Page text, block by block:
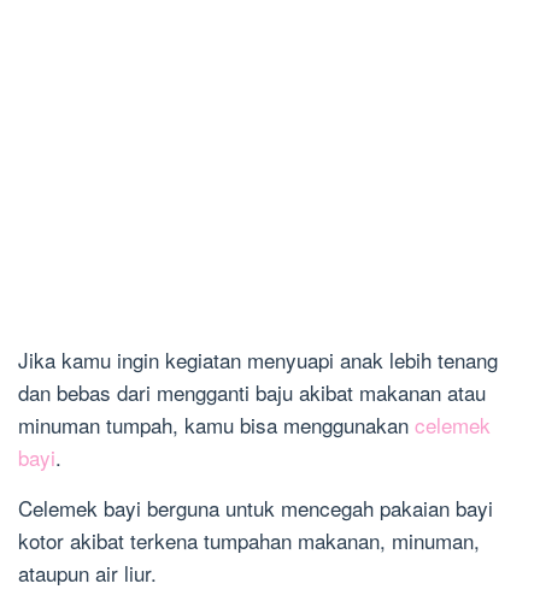
Jika kamu ingin kegiatan menyuapi anak lebih tenang
dan bebas dari mengganti baju akibat makanan atau
minuman tumpah, kamu bisa menggunakan celemek
bayi.
Celemek bayi berguna untuk mencegah pakaian bayi
kotor akibat terkena tumpahan makanan, minuman,
ataupun air liur.